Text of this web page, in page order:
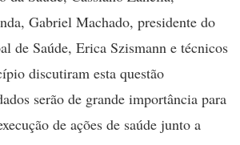
Gabriel Machado, presidente do
de Saúde, Erica Szismann e técnicos
discutiram esta questão
serão de grande importância para
de ações de saúde junto a